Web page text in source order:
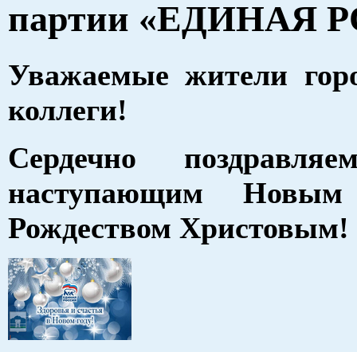
партии «ЕДИНАЯ
Уважаемые жители
коллеги!
Сердечно
наступающим
Рождеством Христовым!